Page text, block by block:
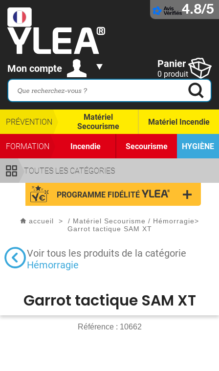
4.8/5
Mon compte Panier
0 produit
TOUTES LES CATÉGORIES
PRÉVENTION
Matériel
Secourisme
Matériel Incendie
FORMATION Incendie Secourisme HYGIÈNE
PROGRAMME FIDÉLITÉ
accueil > / Matériel Secourisme / Hémorragie>
Garrot tactique SAM XT
Voir tous les produits de la catégorie
Hémorragie
Garrot tactique SAM XT
Référence : 10662